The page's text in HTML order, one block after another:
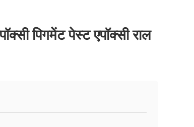
पिगमेंट पेस्ट एपॉक्सी राल